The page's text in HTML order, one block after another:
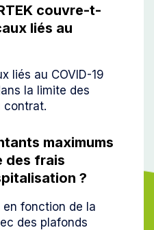
couvre-t-
liés au
liés au COVID-19
la limite des
contrat.
maximums
des frais
?
fonction de la
des plafonds